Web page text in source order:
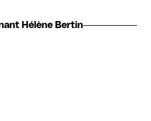
Hélène Bertin